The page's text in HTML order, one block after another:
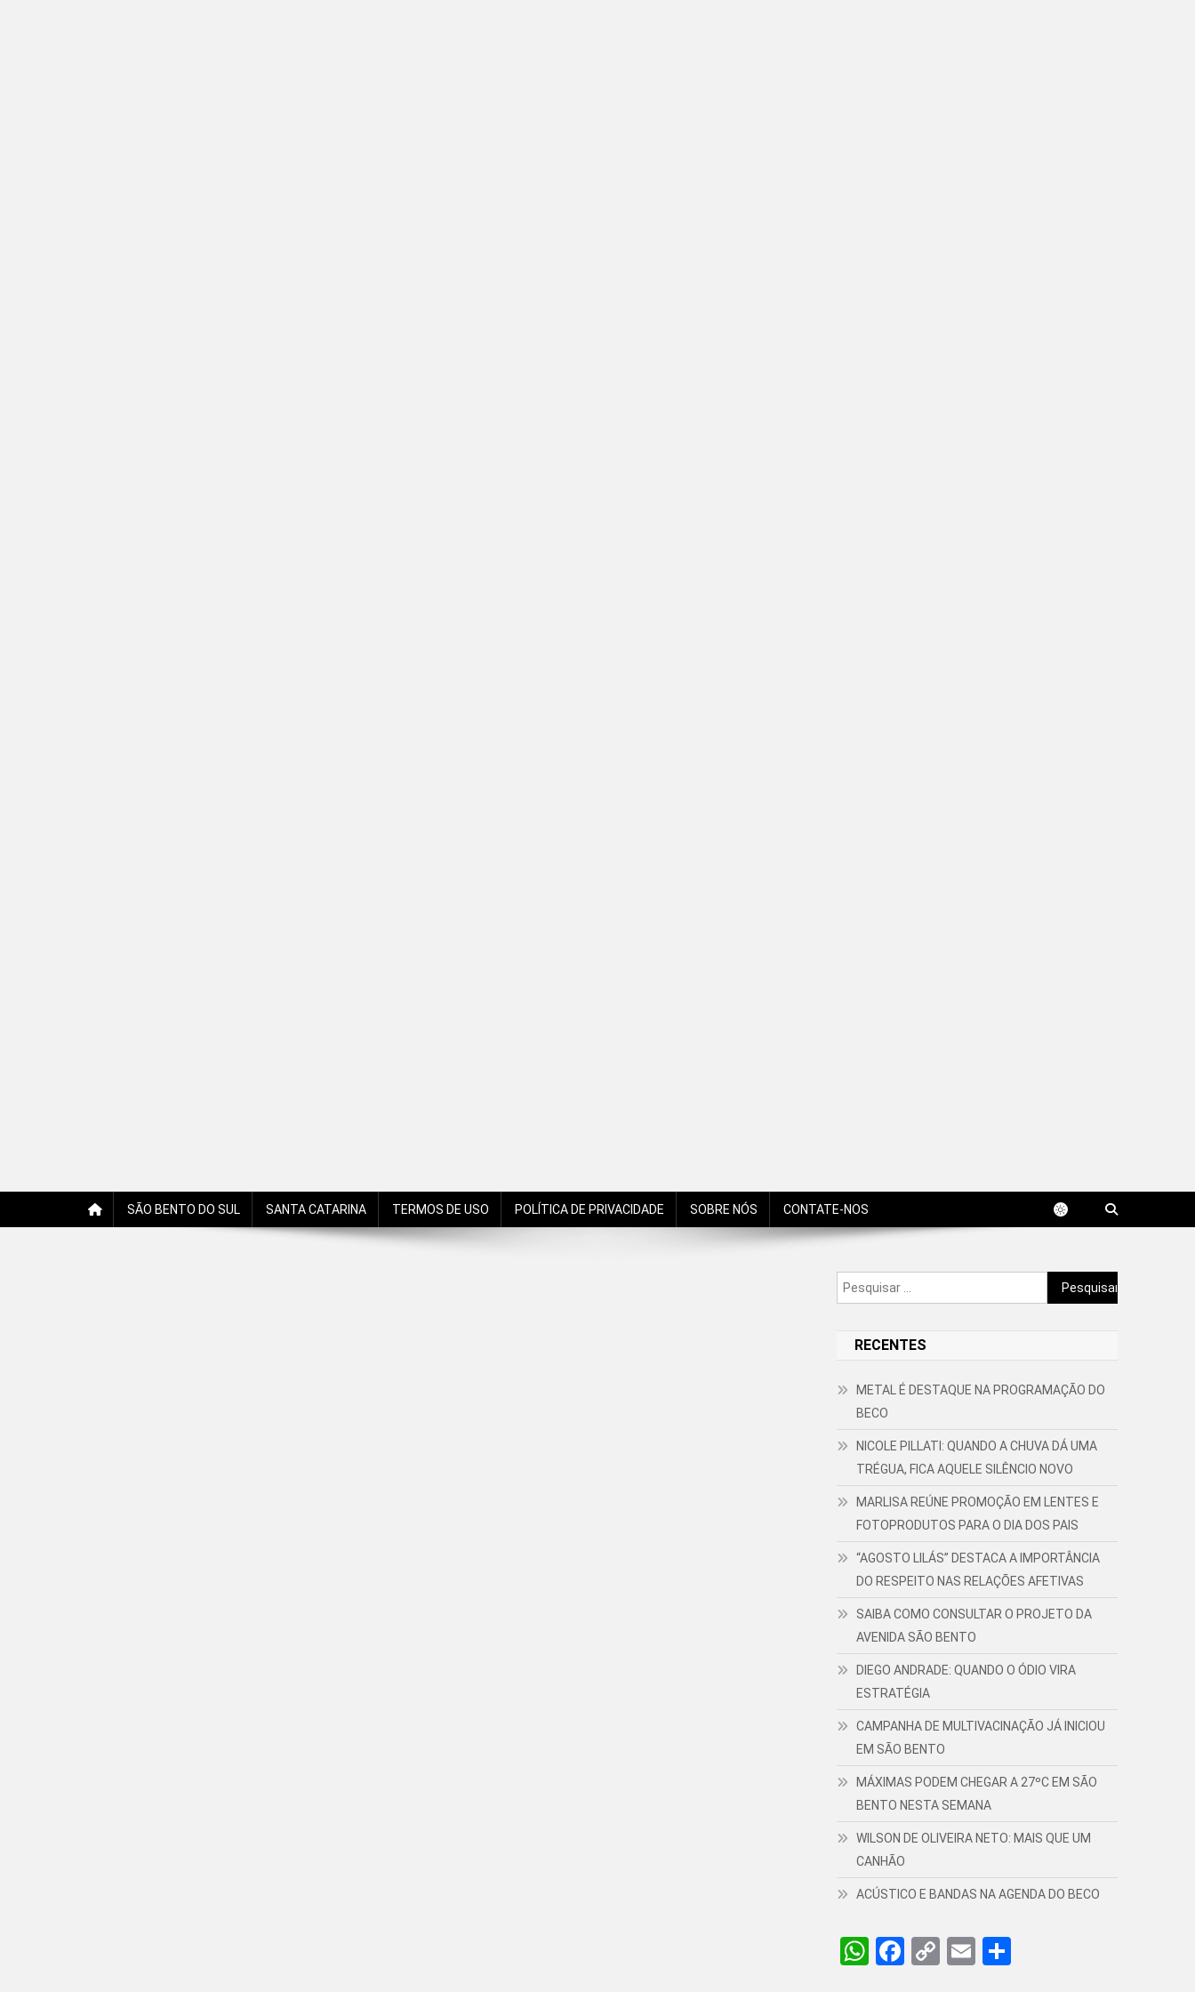
SÃO BENTO DO SUL SANTA CATARINA TERMOS DE USO POLÍTICA DE PRIVACIDADE SOBRE NÓS CONTATE-NOS
Pesquisar
por:
RECENTES
METAL É DESTAQUE NA PROGRAMAÇÃO DO
BECO
NICOLE PILLATI: QUANDO A CHUVA DÁ UMA
TRÉGUA, FICA AQUELE SILÊNCIO NOVO
MARLISA REÚNE PROMOÇÃO EM LENTES E
FOTOPRODUTOS PARA O DIA DOS PAIS
“AGOSTO LILÁS” DESTACA A IMPORTÂNCIA
DO RESPEITO NAS RELAÇÕES AFETIVAS
SAIBA COMO CONSULTAR O PROJETO DA
AVENIDA SÃO BENTO
DIEGO ANDRADE: QUANDO O ÓDIO VIRA
ESTRATÉGIA
CAMPANHA DE MULTIVACINAÇÃO JÁ INICIOU
EM SÃO BENTO
MÁXIMAS PODEM CHEGAR A 27ºC EM SÃO
BENTO NESTA SEMANA
WILSON DE OLIVEIRA NETO: MAIS QUE UM
CANHÃO
ACÚSTICO E BANDAS NA AGENDA DO BECO
WhatsApp
Facebook
CopyEmail